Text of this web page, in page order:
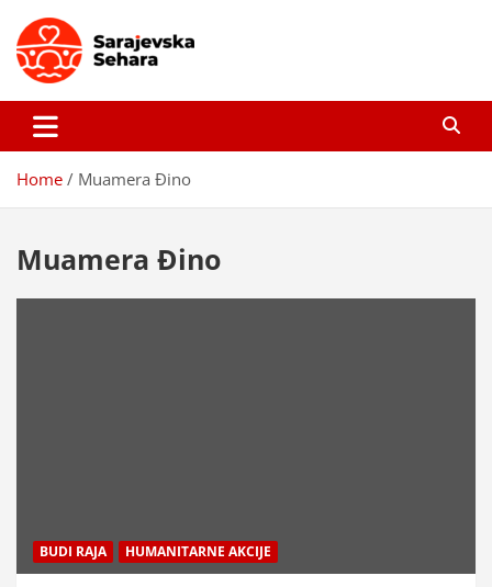
content
Sarajevska sehara
Home Muamera Đino
Muamera Đino
BUDI RAJA HUMANITARNE AKCIJE